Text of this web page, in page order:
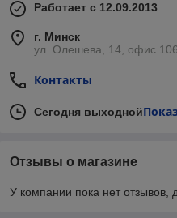
Работает с 12.09.2013
г. Минск
ул. Олешева, 14, офис
Контакты
Сегодня выходной
Отзывы о магазине
У компании пока нет отзывов,